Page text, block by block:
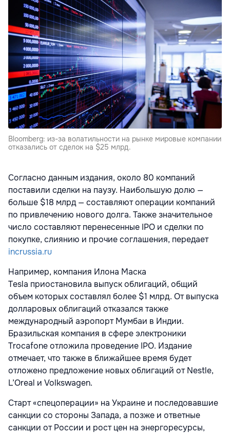
Bloomberg: из-за волатильности на рынке мировые компании
отказались от сделок на $25 млрд.
Согласно данным издания, около 80 компаний
поставили сделки на паузу. Наибольшую долю —
больше $18 млрд — составляют операции компаний
по привлечению нового долга. Также значительное
число составляют перенесенные IPO и сделки по
покупке, слиянию и прочие соглашения, передает
incrussia.ru
Например, компания Илона Маска
Tesla приостановила выпуск облигаций, общий
объем которых составлял более $1 млрд. От выпуска
долларовых облигаций отказался также
международный аэропорт Мумбаи в Индии.
Бразильская компания в сфере электроники
Trocafone отложила проведение IPO. Издание
отмечает, что также в ближайшее время будет
отложено предложение новых облигаций от Nestle,
L’Oreal и Volkswagen.
Старт «спецоперации» на Украине и последовавшие
санкции со стороны Запада, а позже и ответные
санкции от России и рост цен на энергоресурсы,